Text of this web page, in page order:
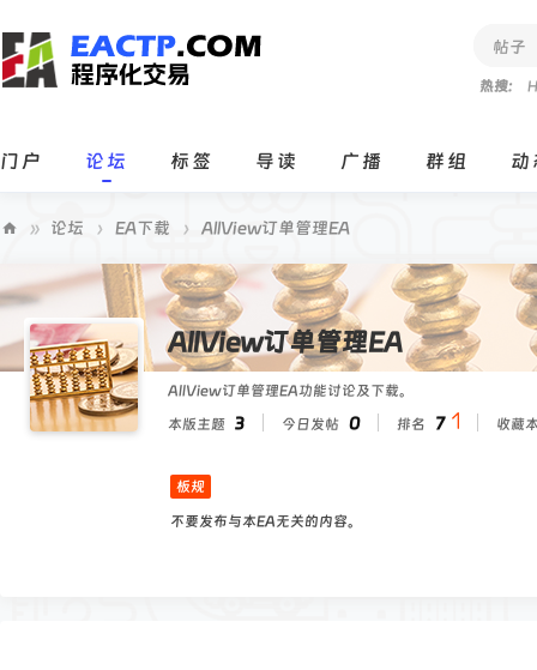
帖子
热搜:
门户 论坛 标签 导读 广播 群组 动
A
T
» 论坛 › EA下载 › AllView订单管理EA
AllView订单管理EA
AllView订单管理EA功能讨论及下载。
本版主题 3 今日发帖 0 排名 7 收藏
板规
不要发布与本EA无关的内容。